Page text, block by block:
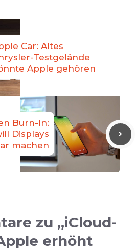
Car: Altes
Testgelände
Apple gehören
Burn-In:
Displays
machen
zu „iCloud-
erhöht